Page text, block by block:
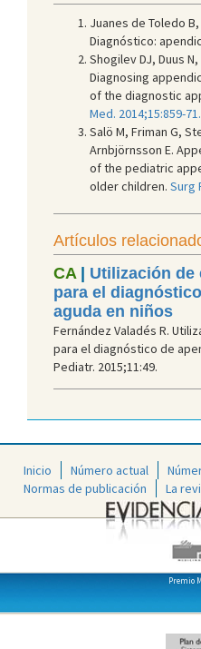
Juanes de Toledo
Diagnóstico:
Shogilev DJ, Duus
Diagnosing
of the diagnostic
Med. 2014;15:859-71.
Salö M, Friman G,
Arnbjörnsson E.
of the pediatric
older children. Surg
Artículos
CA | Utilización de
para el
aguda en niños
Fernández Valadés R.
para el diagnóstico de
Pediatr. 2015;11:49.
Inicio Número actual
Normas de publicación
La
Premio